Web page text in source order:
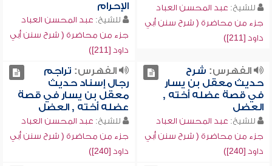
للشيخ: عبد المحسن العباد
جزء من محاضرة ( شرح سنن أبي
داود [211])
الإحرام
للشيخ: عبد المحسن العباد
جزء من محاضرة ( شرح سنن أبي
داود [211])
الفهرس: شرح
حديث معقل بن يسار
في قصة عضله أخته ,
العضل
للشيخ: عبد المحسن العباد
جزء من محاضرة ( شرح سنن أبي
داود [240])
الفهرس: تراجم
رجال إسناد حديث
معقل بن يسار في قصة
عضله أخته , العضل
للشيخ: عبد المحسن العباد
جزء من محاضرة ( شرح سنن أبي
داود [240])